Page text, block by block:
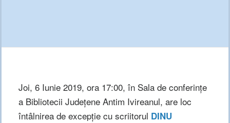
Joi, 6 Iunie 2019, ora 17:00, în Sala de conferințe
a Bibliotecii Județene Antim Ivireanul, are loc
întâlnirea de excepție cu scriitorul DINU